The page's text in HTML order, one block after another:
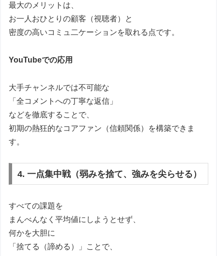
最大のメリットは、
お一人おひとりの顧客（視聴者）と
密度の高いコミュ二ケーションを取れる点です。
YouTubeでの応用
大手チャンネルでは不可能な
「全コメントへの丁寧な返信」
などを徹底することで、
初期の熱狂的なコアファン（信頼関係）を構築できま
す。
4. 一点集中戦（弱みを捨て、強みを尖らせる）
すべての課題を
まんべんなく平均値にしようとせず、
何かを大胆に
「捨てる（諦める）」ことで、